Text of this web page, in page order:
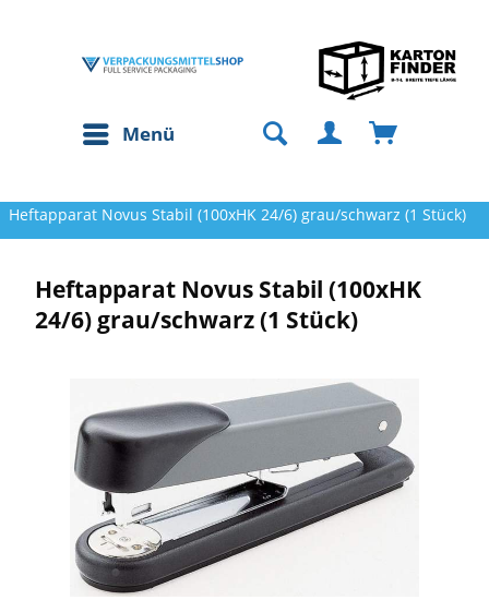
Menü
Heftapparat Novus Stabil (100xHK 24/6) grau/schwarz (1 Stück)
Heftapparat Novus Stabil (100xHK
24/6) grau/schwarz (1 Stück)